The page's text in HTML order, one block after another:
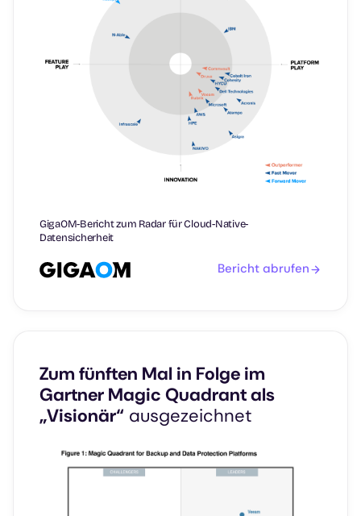
GigaOM-Bericht zum Radar für Cloud-Native-
Datensicherheit
Bericht abrufen
Zum fünften Mal in Folge im
Gartner Magic Quadrant als
„Visionär“ ausgezeichnet